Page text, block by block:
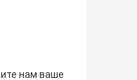
нам ваше